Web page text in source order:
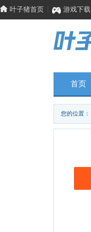
叶子猪首页 游戏下载
首页
您的位置：